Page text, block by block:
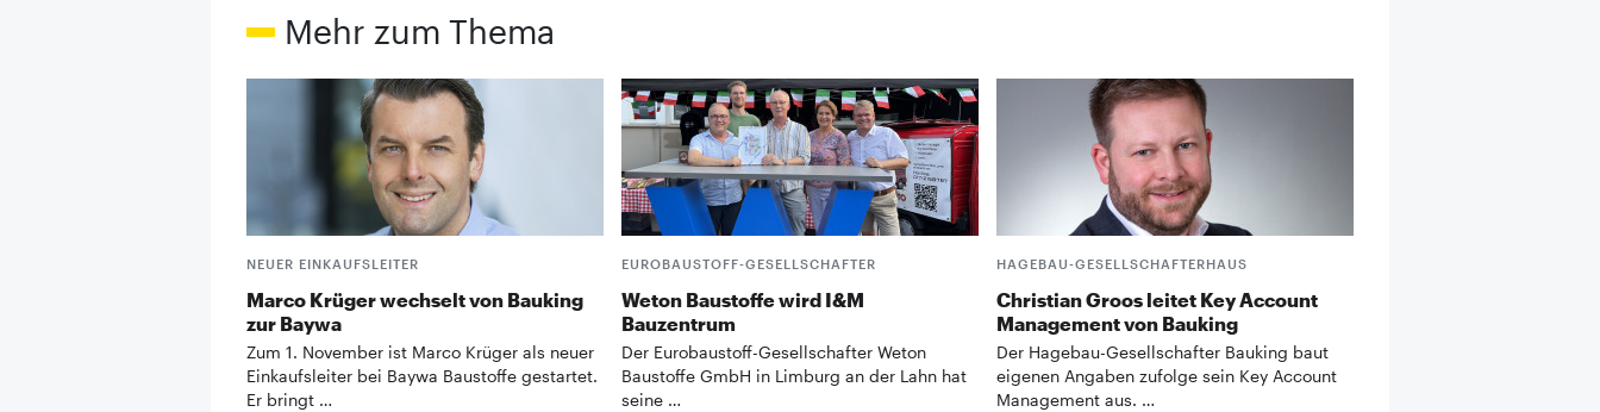
Mehr zum Thema
NEUER EINKAUFSLEITER
Marco Krüger wechselt von Bauking
zur Baywa
Zum 1. November ist Marco Krüger als neuer
Einkaufsleiter bei Baywa Baustoffe gestartet.
Er bringt …
EUROBAUSTOFF-GESELLSCHAFTER
Weton Baustoffe wird I&M
Bauzentrum
Der Eurobaustoff-Gesellschafter Weton
Baustoffe GmbH in Limburg an der Lahn hat
seine …
HAGEBAU-GESELLSCHAFTERHAUS
Christian Groos leitet Key Account
Management von Bauking
Der Hagebau-Gesellschafter Bauking baut
eigenen Angaben zufolge sein Key Account
Management aus. …